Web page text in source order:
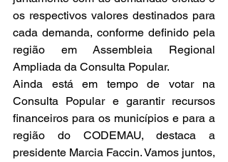
os respectivos valores destinados para
cada demanda, conforme definido pela
região em Assembleia Regional
Ampliada da Consulta Popular.
Ainda está em tempo de votar na
Consulta Popular e garantir recursos
financeiros para os municípios e para a
região do CODEMAU, destaca a
presidente Marcia Faccin. Vamos juntos,